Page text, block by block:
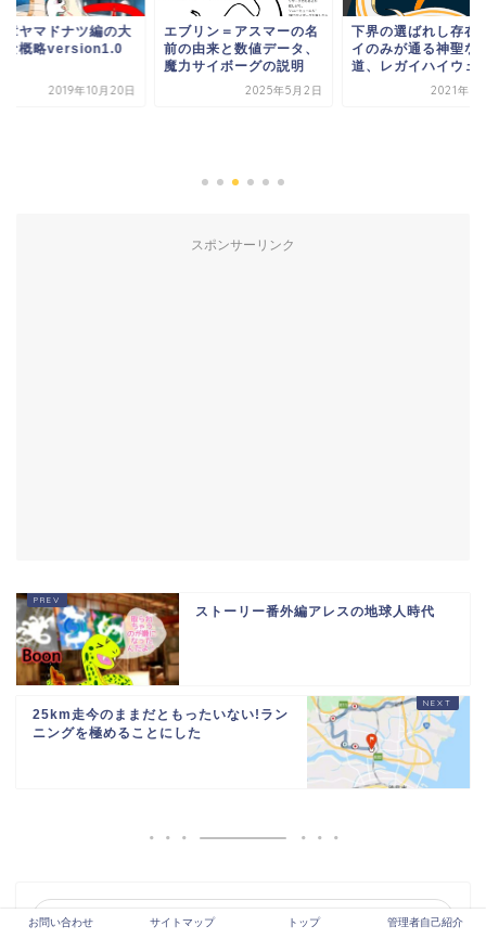
章ヤマドナツ編の大
な概略version1.0
2019年10月20日
エブリン＝アスマーの名
前の由来と数値データ、
魔力サイボーグの説明
2025年5月2日
下界の選ばれし存在
イのみが通る神聖な
道、レガイハイウェ
2021年1
スポンサーリンク
ストーリー番外編アレスの地球人時代
25km走今のままだともったいない!ラン
ニングを極めることにした
お問い合わせ サイトマップ トップ 管理者自己紹介